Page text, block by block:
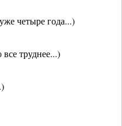
четыре года...)
труднее...)